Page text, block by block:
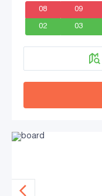
08 09
02 03